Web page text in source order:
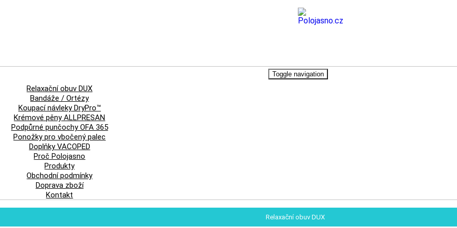
Toggle navigation
Relaxační obuv DUX
Bandáže / Ortézy
Koupací návleky DryPro™
Krémové pěny ALLPRESAN
Podpůrné punčochy OFA 365
Ponožky pro vbočený palec
Doplňky VACOPED
Proč Polojasno
Produkty
Obchodní podmínky
Doprava zboží
Kontakt
Relaxační obuv DUX